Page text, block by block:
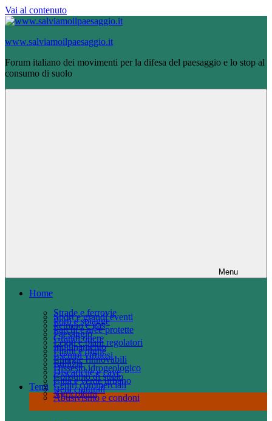
Vai al contenuto
www.salviamoilpaesaggio.it
Forum italiano dei movimenti per la difesa del paesaggio e lo stop al
consumo di suolo
Menu
Home
Temi
Abusivismo e condoni
Agricoltura
Beni culturali
Centri commerciali
Città e verde urbano
Consumo di suolo
Discariche e cave
Dissesto idrogeologico
Edilizia
Energie rinnovabili
Esempi virtuosi
Fiumi e dighe
Inquinamento
Leggi e piani regolatori
Grandi opere
Paesaggio
Parchi e aree protette
Petrolio e gas
Porti e spiagge
Sport e grandi eventi
Strade e ferrovie